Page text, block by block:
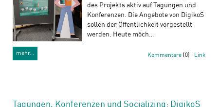
des Projekts aktiv auf Tagungen und
Konferenzen. Die Angebote von DigikoS
sollen der Öffentlichkeit vorgestellt
werden. Heute möch…
mehr… Kommentare (0) · Link
Tagungen, Konferenzen und Socializing: DigikoS